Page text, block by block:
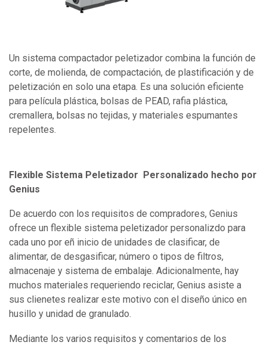
Un sistema compactador peletizador combina la función de
corte, de molienda, de compactación, de plastificación y de
peletización en solo una etapa. Es una solución eficiente
para película plástica, bolsas de PEAD, rafia plástica,
cremallera, bolsas no tejidas, y materiales espumantes
repelentes.
Flexible Sistema Peletizador Personalizado hecho por
Genius
De acuerdo con los requisitos de compradores, Genius
ofrece un flexible sistema peletizador personalizdo para
cada uno por eñ inicio de unidades de clasificar, de
alimentar, de desgasificar, número o tipos de filtros,
almacenaje y sistema de embalaje. Adicionalmente, hay
muchos materiales requeriendo reciclar, Genius asiste a
sus clienetes realizar este motivo con el diseño único en
husillo y unidad de granulado.
Mediante los varios requisitos y comentarios de los